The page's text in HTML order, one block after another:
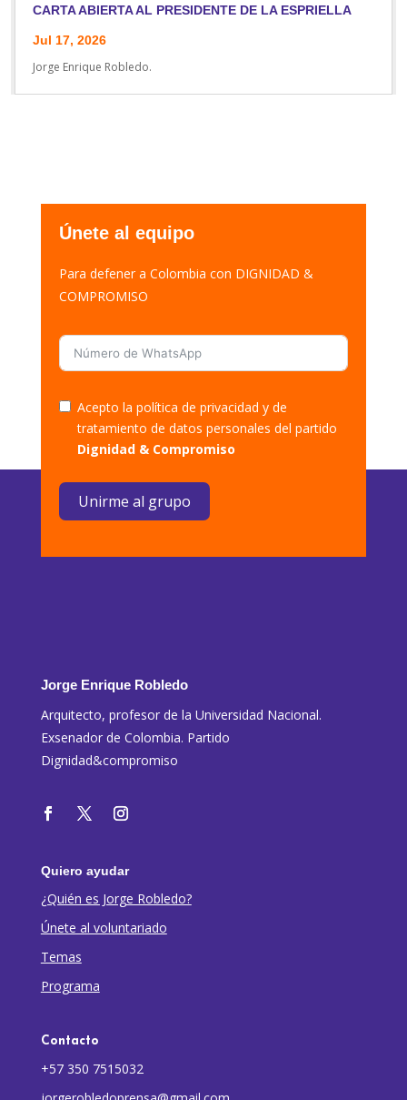
CARTA ABIERTA AL PRESIDENTE DE LA ESPRIELLA
Jul 17, 2026
Jorge Enrique Robledo.
Únete al equipo
Para defener a Colombia con DIGNIDAD &
COMPROMISO
Acepto la política de privacidad y de
tratamiento de datos personales del partido
Dignidad & Compromiso
Unirme al grupo
Jorge Enrique Robledo
Arquitecto, profesor de la Universidad Nacional.
Exsenador de Colombia. Partido
Dignidad&compromiso
Quiero ayudar
¿Quién es Jorge Robledo?
Únete al voluntariado
Temas
Programa
Contacto
+57 350 7515032